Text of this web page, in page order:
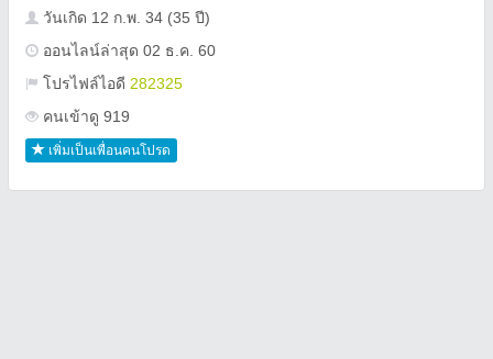
วันเกิด 12 ก.พ. 34 (35 ปี)
ออนไลน์ล่าสุด 02 ธ.ค. 60
โปรไฟล์ไอดี 282325
คนเข้าดู 919
เพิ่มเป็นเพื่อนคนโปรด